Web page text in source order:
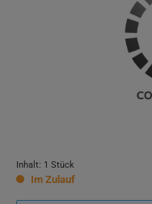
Inhalt: 1 Stück
Im Zulauf